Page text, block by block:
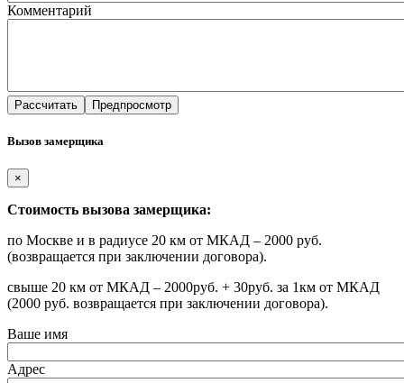
Комментарий
Вызов замерщика
×
Стоимость вызова замерщика:
по Москве и в радиусе 20 км от МКАД – 2000 руб.
(возвращается при заключении договора).
свыше 20 км от МКАД – 2000руб. + 30руб. за 1км от МКАД
(2000 руб. возвращается при заключении договора).
Ваше имя
Адрес